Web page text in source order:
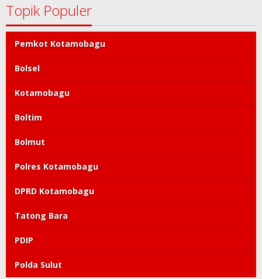
Topik Populer
Pemkot Kotamobagu
Bolsel
Kotamobagu
Boltim
Bolmut
Polres Kotamobagu
DPRD Kotamobagu
Tatong Bara
PDIP
Polda Sulut